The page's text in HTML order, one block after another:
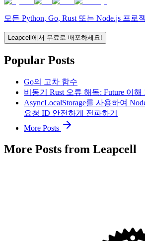
모든 Python, Go, Rust 또는 Node.js 프로
Leapcell에서 무료로 배포하세요!
Popular Posts
Go의 고차 함수
비동기 Rust 오류 해독: Future 이해
AsyncLocalStorage를 사용하여
요청 ID 안전하게 전파하기
More Posts
More Posts from Leapcell